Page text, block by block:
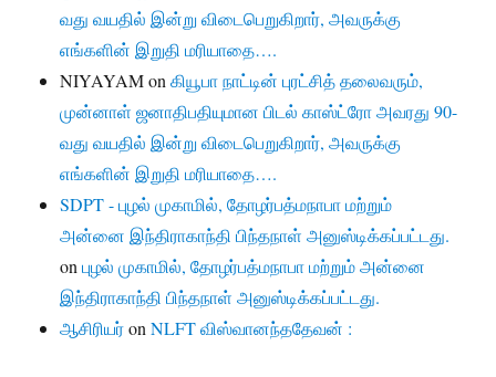
வது வயதில் இன்று விடைபெறுகிறார், அவருக்கு
எங்களின் இறுதி மரியாதை….
NIYAYAMonகியூபா நாட்டின் புரட்சித் தலைவரும்,
முன்னாள் ஜனாதிபதியுமான பிடல் காஸ்ட்ரோ அவரது 90-
வது வயதில் இன்று விடைபெறுகிறார், அவருக்கு
எங்களின் இறுதி மரியாதை….
SDPT - புழல் முகாமில், தோழர்பத்மநாபா மற்றும்
அன்னை இந்திராகாந்தி பிந்தநாள் அனுஸ்டிக்கப்பட்டது.
onபுழல் முகாமில், தோழர்பத்மநாபா மற்றும் அன்னை
இந்திராகாந்தி பிந்தநாள் அனுஸ்டிக்கப்பட்டது.
ஆசிரியர்onNLFT விஸ்வானந்ததேவன் :